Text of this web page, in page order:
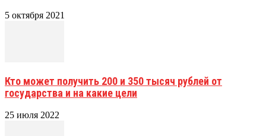
5 октября 2021
Кто может получить 200 и 350 тысяч рублей от
государства и на какие цели
25 июля 2022